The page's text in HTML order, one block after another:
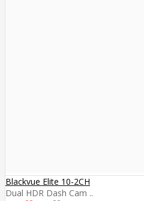
Blackvue Elite 10-2CH
Dual HDR Dash Cam ..